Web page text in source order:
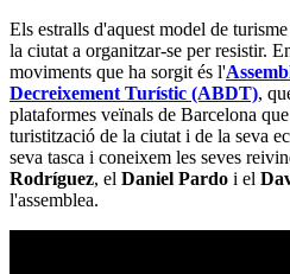
Els estralls d'aquest model de
la ciutat a organitzar-se per resistir.
moviments que ha sorgit és l'
Decreixement Turístic (ABDT),
plataformes veïnals de Barcelona
turistització de la ciutat i de la seva
seva tasca i coneixem les seves
Rodríguez, el Daniel Pardo i el
l'assemblea.